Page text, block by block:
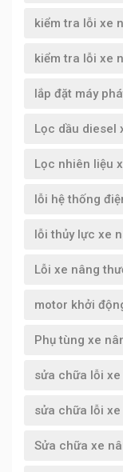
kiểm tra lỗi xe
kiểm tra lỗi xe
lắp đặt máy
Lọc dầu diesel
Lọc nhiên liệu
lỗi hệ thống
lỗi thủy lực xe
Lỗi xe nâng
motor khởi
Phụ tùng xe
sửa chữa lỗi
sửa chữa lỗi
Sửa chữa xe